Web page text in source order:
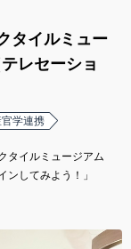
タイルミュー
レセーショ
官学連携
タイルミュージアム
ンしてみよう！」